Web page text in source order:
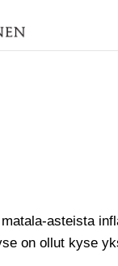
asteista
on ollut kyse